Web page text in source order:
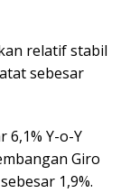
relatif stabil
sebesar
6,1% Y-o-Y
Giro
1,9%.